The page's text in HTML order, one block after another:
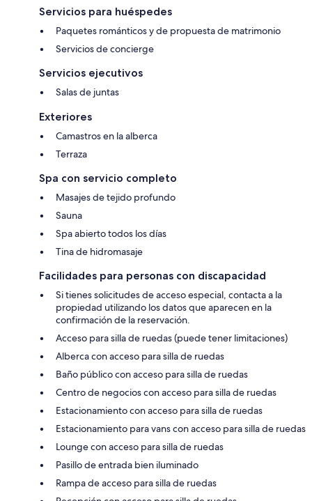
Servicios para huéspedes
Paquetes románticos y de propuesta de matrimonio
Servicios de concierge
Servicios ejecutivos
Salas de juntas
Exteriores
Camastros en la alberca
Terraza
Spa con servicio completo
Masajes de tejido profundo
Sauna
Spa abierto todos los días
Tina de hidromasaje
Facilidades para personas con discapacidad
Si tienes solicitudes de acceso especial, contacta a la
propiedad utilizando los datos que aparecen en la
confirmación de la reservación.
Acceso para silla de ruedas (puede tener limitaciones)
Alberca con acceso para silla de ruedas
Baño público con acceso para silla de ruedas
Centro de negocios con acceso para silla de ruedas
Estacionamiento con acceso para silla de ruedas
Estacionamiento para vans con acceso para silla de ruedas
Lounge con acceso para silla de ruedas
Pasillo de entrada bien iluminado
Rampa de acceso para silla de ruedas